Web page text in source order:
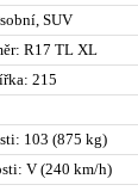
SUV
R17 TL XL
215
103 (875 kg)
V (240 km/h)